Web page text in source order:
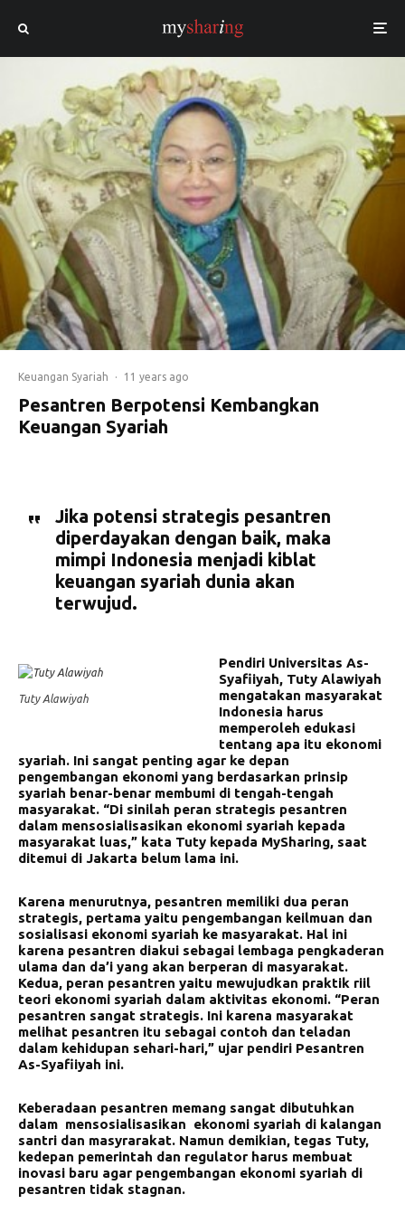
Keuangan Syariah · 11 years ago
Pesantren Berpotensi Kembangkan
Keuangan Syariah
Jika potensi strategis pesantren
diperdayakan dengan baik, maka
mimpi Indonesia menjadi kiblat
keuangan syariah dunia akan
terwujud.
Tuty Alawiyah
Pendiri Universitas As-
Syafiiyah, Tuty Alawiyah
mengatakan masyarakat
Indonesia harus
memperoleh edukasi
tentang apa itu ekonomi
syariah. Ini sangat penting agar ke depan
pengembangan ekonomi yang berdasarkan prinsip
syariah benar-benar membumi di tengah-tengah
masyarakat. “Di sinilah peran strategis pesantren
dalam mensosialisasikan ekonomi syariah kepada
masyarakat luas,” kata Tuty kepada MySharing, saat
ditemui di Jakarta belum lama ini.
Karena menurutnya, pesantren memiliki dua peran
strategis, pertama yaitu pengembangan keilmuan dan
sosialisasi ekonomi syariah ke masyarakat. Hal ini
karena pesantren diakui sebagai lembaga pengkaderan
ulama dan da’i yang akan berperan di masyarakat.
Kedua, peran pesantren yaitu mewujudkan praktik riil
teori ekonomi syariah dalam aktivitas ekonomi. “Peran
pesantren sangat strategis. Ini karena masyarakat
melihat pesantren itu sebagai contoh dan teladan
dalam kehidupan sehari-hari,” ujar pendiri Pesantren
As-Syafiiyah ini.
Keberadaan pesantren memang sangat dibutuhkan
dalam mensosialisasikan ekonomi syariah di kalangan
santri dan masyrarakat. Namun demikian, tegas Tuty,
kedepan pemerintah dan regulator harus membuat
inovasi baru agar pengembangan ekonomi syariah di
pesantren tidak stagnan.